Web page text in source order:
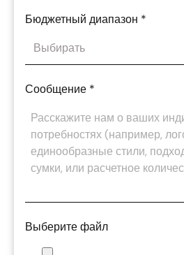
Бюджетный диапазон *
Сообщение *
Выберите файл